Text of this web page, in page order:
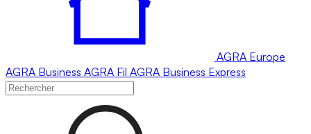
AGRA Europe
AGRA Business AGRA Fil AGRA Business Express